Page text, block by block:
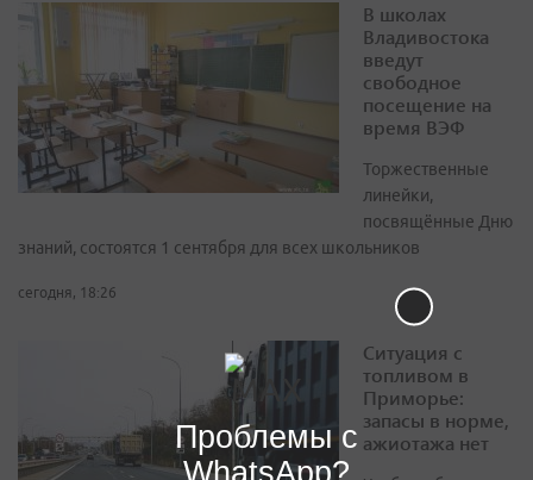
В школах
Владивостока
введут
свободное
посещение на
время ВЭФ
Торжественные
линейки,
посвящённые Дню
знаний, состоятся 1 сентября для всех школьников
сегодня, 18:26
Ситуация с
топливом в
Приморье:
запасы в норме,
ажиотажа нет
Проблемы с
WhatsApp?